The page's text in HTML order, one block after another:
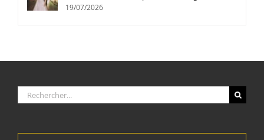
19/07/2026
Rechercher: